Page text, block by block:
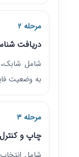
مرحله ۲
دریافت
شامل
به وضعیت
مرحله ۳
چاپ و